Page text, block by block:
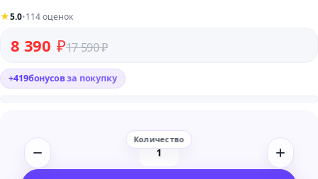
★5.0•114 оценок
17 590₽
Первоначальная цена составляла 17 590 ₽.
8 390 ₽
Текущая цена: 8 390 ₽.
+419бонусовза покупку
Количество